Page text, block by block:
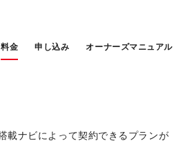
料金 申し込み オーナーズマニュアル
載ナビによって契約できるプランが